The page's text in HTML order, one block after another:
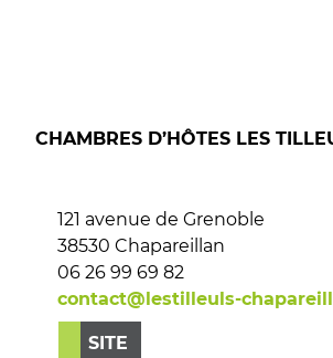
CHAMBRES D’HÔTES LES
121 avenue de Grenoble
38530 Chapareillan
06 26 99 69 82
contact@lestilleuls-
SITE